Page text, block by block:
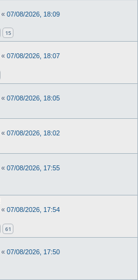
« 07/08/2026, 18:09
15
« 07/08/2026, 18:07
« 07/08/2026, 18:05
« 07/08/2026, 18:02
« 07/08/2026, 17:55
« 07/08/2026, 17:54
61
« 07/08/2026, 17:50